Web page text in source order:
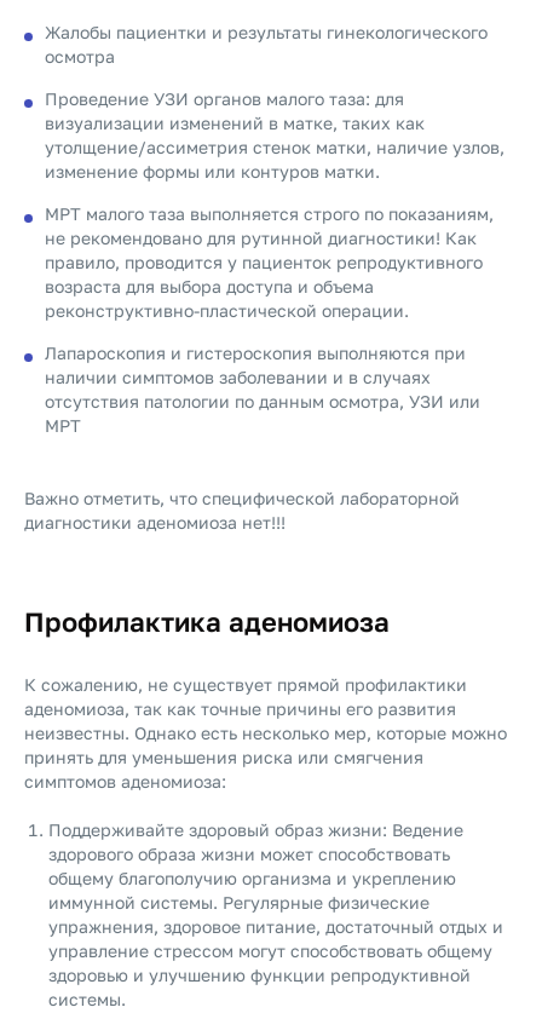
Жалобы пациентки и результаты гинекологического
осмотра
Проведение УЗИ органов малого таза: для
визуализации изменений в матке, таких как
утолщение/ассиметрия стенок матки, наличие узлов,
изменение формы или контуров матки.
МРТ малого таза выполняется строго по показаниям,
не рекомендовано для рутинной диагностики! Как
правило, проводится у пациенток репродуктивного
возраста для выбора доступа и объема
реконструктивно-пластической операции.
Лапароскопия и гистероскопия выполняются при
наличии симптомов заболевании и в случаях
отсутствия патологии по данным осмотра, УЗИ или
МРТ
Важно отметить, что специфической лабораторной
диагностики аденомиоза нет!!!
Профилактика аденомиоза
К сожалению, не существует прямой профилактики
аденомиоза, так как точные причины его развития
неизвестны. Однако есть несколько мер, которые можно
принять для уменьшения риска или смягчения
симптомов аденомиоза:
Поддерживайте здоровый образ жизни: Ведение
здорового образа жизни может способствовать
общему благополучию организма и укреплению
иммунной системы. Регулярные физические
упражнения, здоровое питание, достаточный отдых и
управление стрессом могут способствовать общему
здоровью и улучшению функции репродуктивной
системы.